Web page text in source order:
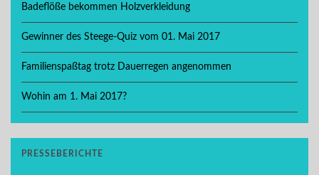
Badeflöße bekommen Holzverkleidung
Gewinner des Steege-Quiz vom 01. Mai 2017
Familienspaßtag trotz Dauerregen angenommen
Wohin am 1. Mai 2017?
PRESSEBERICHTE